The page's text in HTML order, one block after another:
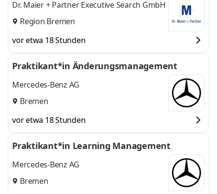
Dr. Maier + Partner Executive Search GmbH
Region Bremen
vor etwa 18 Stunden
Praktikant*in Änderungsmanagement
Mercedes-Benz AG
Bremen
vor etwa 18 Stunden
Praktikant*in Learning Management
Mercedes-Benz AG
Bremen